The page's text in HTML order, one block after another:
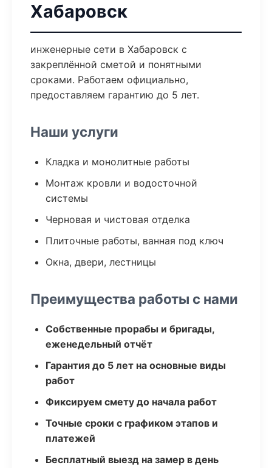
Хабаровск
инженерные сети в Хабаровск с
закреплённой сметой и понятными
сроками. Работаем официально,
предоставляем гарантию до 5 лет.
Наши услуги
Кладка и монолитные работы
Монтаж кровли и водосточной
системы
Черновая и чистовая отделка
Плиточные работы, ванная под ключ
Окна, двери, лестницы
Преимущества работы с нами
Собственные прорабы и бригады,
еженедельный отчёт
Гарантия до 5 лет на основные виды
работ
Фиксируем смету до начала работ
Точные сроки с графиком этапов и
платежей
Бесплатный выезд на замер в день